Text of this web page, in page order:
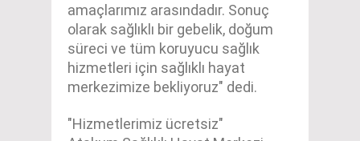
amaçlarımız arasındadır. Sonuç
olarak sağlıklı bir gebelik, doğum
süreci ve tüm koruyucu sağlık
hizmetleri için sağlıklı hayat
merkezimize bekliyoruz" dedi.
"Hizmetlerimiz ücretsiz"